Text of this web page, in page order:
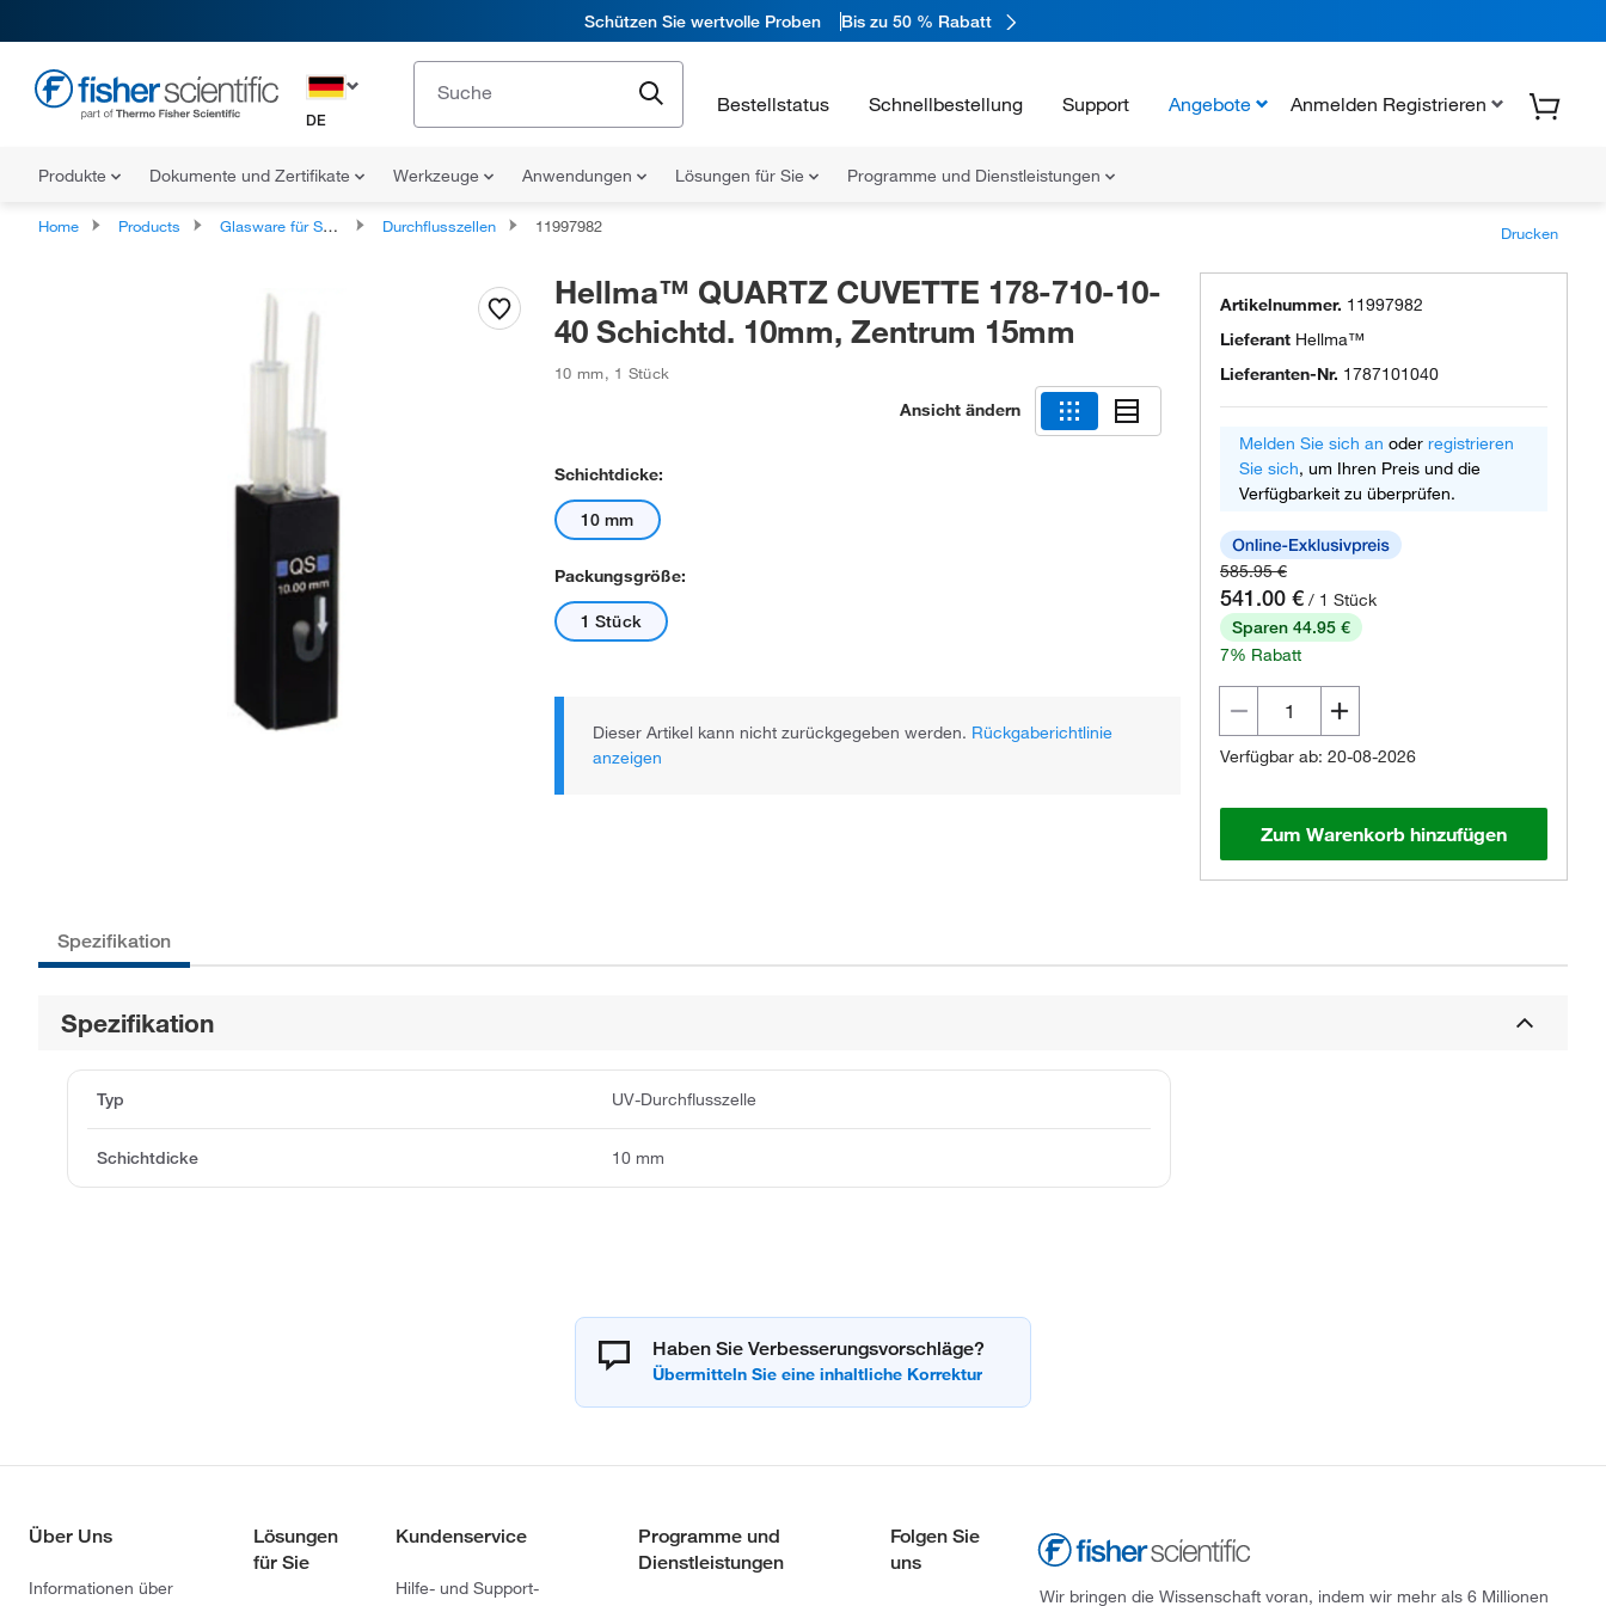
Schützen Sie wertvolle Proben Bis zu 50 % Rabatt
DE
Bestellstatus Schnellbestellung Support Angebote Anmelden Registrieren
Produkte Dokumente und Zertifikate Werkzeuge Anwendungen Lösungen für Sie Programme und Dienstleistungen
Home Products Glasware für Spezialanwendungen Durchflusszellen 11997982 Drucken
Hellma™ QUARTZ CUVETTE 178-710-10-
40 Schichtd. 10mm, Zentrum 15mm
10 mm, 1 Stück
Ansicht ändern
Schichtdicke:
10 mm
Packungsgröße:
1 Stück
Dieser Artikel kann nicht zurückgegeben werden. Rückgaberichtlinie
anzeigen
Artikelnummer. 11997982
Lieferant Hellma™
Lieferanten-Nr. 1787101040
Melden Sie sich an oder registrieren
Sie sich, um Ihren Preis und die
Verfügbarkeit zu überprüfen.
585.95 €
541.00 € / 1 Stück
Sparen 44.95 €
7% Rabatt
Verfügbar ab: 20-08-2026
Zum Warenkorb hinzufügen
Spezifikation
Spezifikation
Typ UV-Durchflusszelle
Schichtdicke 10 mm
Haben Sie Verbesserungsvorschläge?
Über Uns
Informationen über
Lösungen
für Sie
Kundenservice
Hilfe- und Support-
Programme und
Dienstleistungen
Folgen Sie
uns
Wir bringen die Wissenschaft voran, indem wir mehr als 6 Millionen